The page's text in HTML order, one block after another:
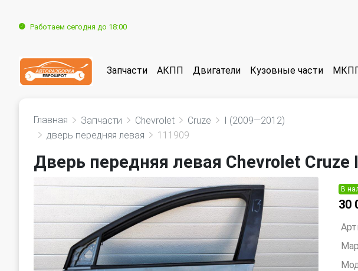
Работаем сегодня до 18:00
Запчасти АКПП Двигатели Кузовные части
Главная Запчасти Chevrolet Cruze
I (2009—2012)
дверь передняя левая
111909
Дверь передняя левая Chevrolet
В
30